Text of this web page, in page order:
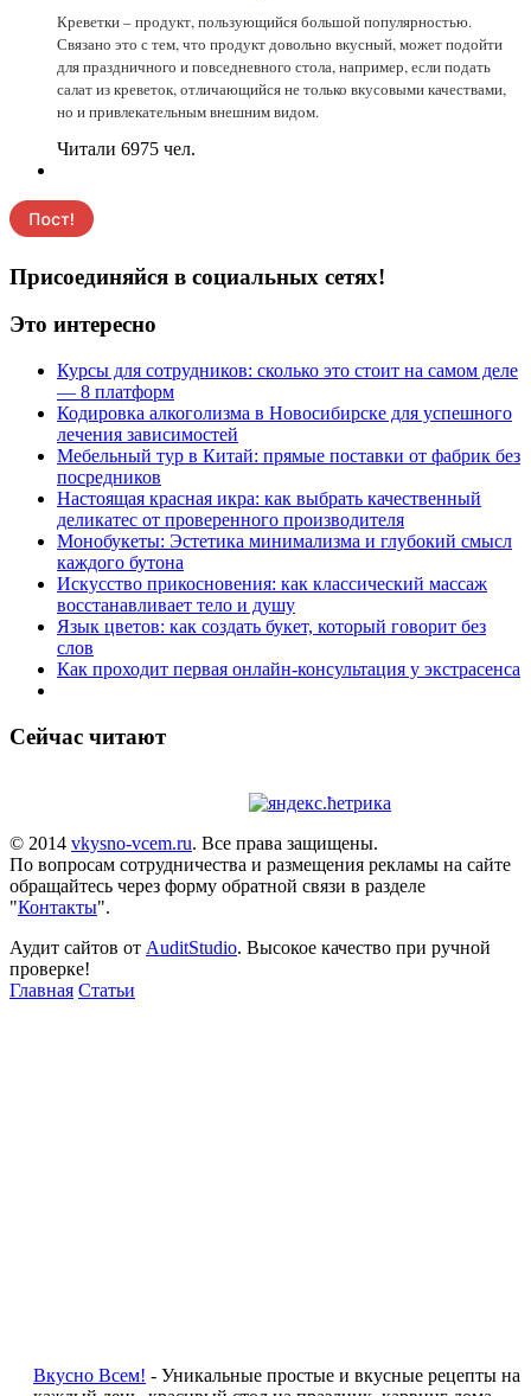
Креветки – продукт, пользующийся большой популярностью.
Связано это с тем, что продукт довольно вкусный, может подойти
для праздничного и повседневного стола, например, если подать
салат из креветок, отличающийся не только вкусовыми качествами,
но и привлекательным внешним видом.
Читали 6975 чел.
Присоединяйся в социальных сетях!
Это интересно
Курсы для сотрудников: сколько это стоит на самом деле
— 8 платформ
Кодировка алкоголизма в Новосибирске для успешного
лечения зависимостей
Мебельный тур в Китай: прямые поставки от фабрик без
посредников
Настоящая красная икра: как выбрать качественный
деликатес от проверенного производителя
Монобукеты: Эстетика минимализма и глубокий смысл
каждого бутона
Искусство прикосновения: как классический массаж
восстанавливает тело и душу
Язык цветов: как создать букет, который говорит без
слов
Как проходит первая онлайн-консультация у экстрасенса
Сейчас читают
© 2014 vkysno-vcem.ru. Все права защищены.
По вопросам сотрудничества и размещения рекламы на сайте
обращайтесь через форму обратной связи в разделе
"Контакты".
Аудит сайтов от AuditStudio. Высокое качество при ручной
проверке!
Главная Статьи
Вкусно Всем! - Уникальные простые и вкусные рецепты на